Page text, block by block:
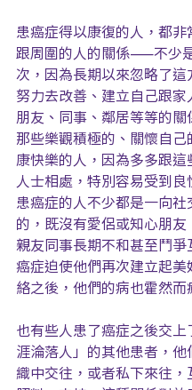
患癌症得以康復的人，都
跟周圍的人的關係——不少
次，因為長期以來忽略了這
努力去改善、建立自己跟家
朋友、同事、鄰居等等的關
那些樂觀積極的、關懷自己
康快樂的人，因為多多跟這
人士相處，特別容易受到良
患癌症的人不少都是一向
的，既沒有愛侶或知心朋友
親友同事長期不和甚至鬥爭
癌症迫使他們再次建立起美
絡之後，他們的病也霍然而
也有些人患了癌症之後交上
涯淪落人」的其他患者，他
織中交往，或者私下來往，